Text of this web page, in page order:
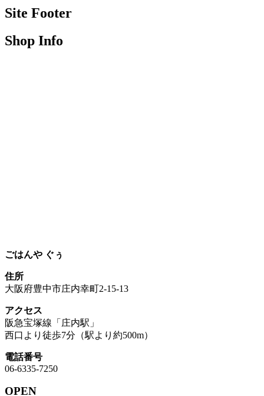
Site Footer
Shop Info
ごはんや ぐぅ
住所
大阪府豊中市庄内幸町2-15-13
アクセス
阪急宝塚線「庄内駅」
西口より徒歩7分（駅より約500m）
電話番号
06-6335-7250
OPEN